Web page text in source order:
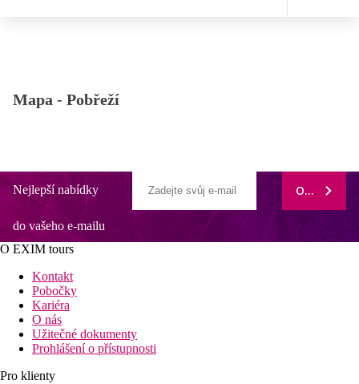
Mapa - Pobřeží
Nejlepší nabídky
do vašeho e-mailu
ODEBÍRAT
O EXIM tours
Kontakt
Pobočky
Kariéra
O nás
Užitečné dokumenty
Prohlášení o přístupnosti
Pro klienty